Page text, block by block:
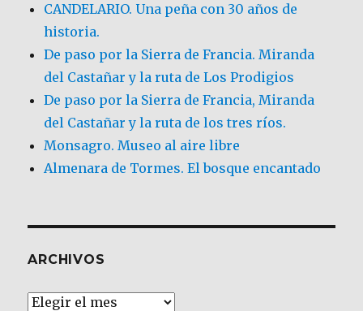
CANDELARIO. Una peña con 30 años de
historia.
De paso por la Sierra de Francia. Miranda
del Castañar y la ruta de Los Prodigios
De paso por la Sierra de Francia, Miranda
del Castañar y la ruta de los tres ríos.
Monsagro. Museo al aire libre
Almenara de Tormes. El bosque encantado
ARCHIVOS
Archivos